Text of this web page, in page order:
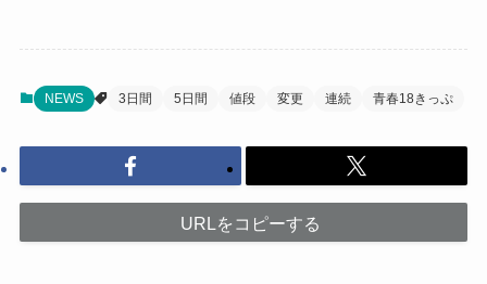
NEWS 3日間 5日間 値段 変更 連続 青春18きっぷ
URLをコピーする